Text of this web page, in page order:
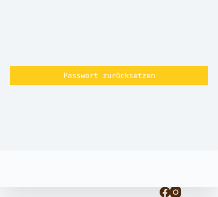
Passwort zurücksetzen